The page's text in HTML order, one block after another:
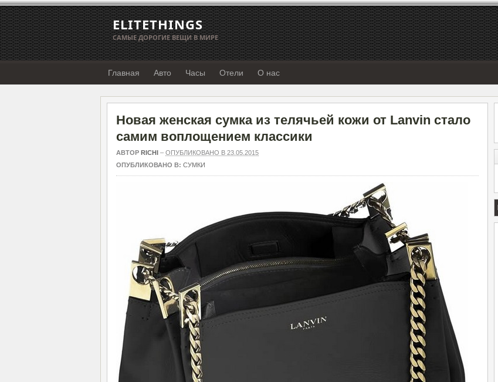
ELITETHINGS
САМЫЕ ДОРОГИЕ ВЕЩИ В МИРЕ
Главная Авто Часы Отели О нас
Новая женская сумка из телячьей кожи от Lanvin стало
самим воплощением классики
АВТОР RICHI – ОПУБЛИКОВАНО В 23.05.2015
ОПУБЛИКОВАНО В: СУМКИ